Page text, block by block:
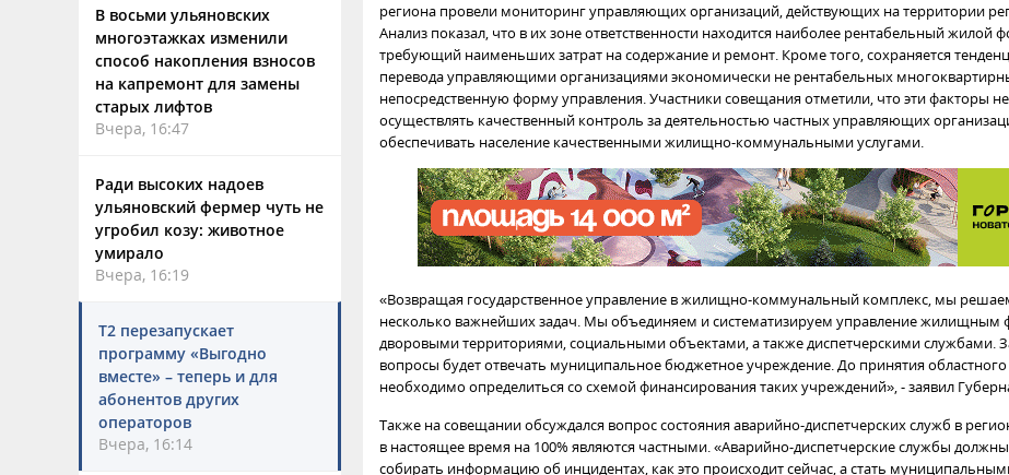
В восьми ульяновских
многоэтажках изменили
способ накопления взносов
на капремонт для замены
старых лифтов
Вчера, 16:47
Ради высоких надоев
ульяновский фермер чуть не
угробил козу: животное
умирало
Вчера, 16:19
Т2 перезапускает
программу «Выгодно
вместе» – теперь и для
абонентов других
операторов
Вчера, 16:14
региона провели мониторинг управляющих организаций, действующих на территории
Анализ показал, что в их зоне ответственности находится наиболее рентабельный жилой
требующий наименьших затрат на содержание и ремонт. Кроме того, сохраняется
перевода управляющими организациями экономически не рентабельных
непосредственную форму управления. Участники совещания отметили, что эти факторы
осуществлять качественный контроль за деятельностью частных управляющих
обеспечивать население качественными жилищно-коммунальными услугами.
«Возвращая государственное управление в жилищно-коммунальный комплекс, мы
несколько важнейших задач. Мы объединяем и систематизируем управление жилищным
дворовыми территориями, социальными объектами, а также диспетчерскими службами.
вопросы будет отвечать муниципальное бюджетное учреждение. До принятия
необходимо определиться со схемой финансирования таких учреждений», - заявил
Также на совещании обсуждался вопрос состояния аварийно-диспетчерских служб в
в настоящее время на 100% являются частными. «Аварийно-диспетчерские службы
собирать информацию об инцидентах, как это происходит сейчас, а стать